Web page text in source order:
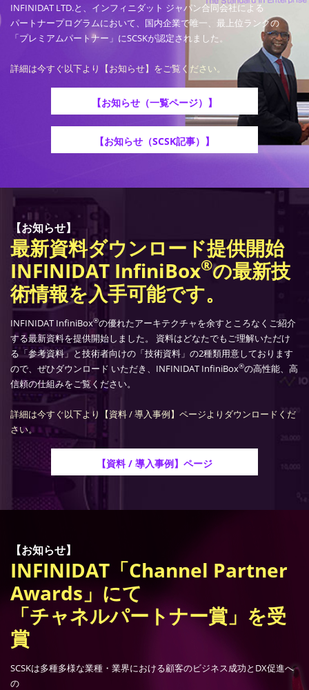
INFINIDAT LTD.と、インフィニダット ジャパン合同会社による
パートナープログラムにおいて、国内企業で唯一、最上位ランクの
「プレミアムパートナー」にSCSKが認定されました。
詳細は今すぐ以下より【お知らせ】をご覧ください。
【お知らせ（一覧ページ）】
【お知らせ（SCSK記事）】
【お知らせ】
最新資料ダウンロード提供開始
INFINIDAT InfiniBox®の最新技
術情報を入手可能です。
INFINIDAT InfiniBox®の優れたアーキテクチャを余すところなくご紹介
する最新資料を提供開始しました。 資料はどなたでもご理解いただけ
る「参考資料」と技術者向けの「技術資料」の2種類用意しております
ので、ぜひダウンロード いただき、INFINIDAT InfiniBox®の高性能、高
信頼の仕組みをご覧ください。
詳細は今すぐ以下より【資料 / 導入事例】ページよりダウンロードくだ
さい。
【資料 / 導入事例】ページ
【お知らせ】
INFINIDAT「Channel Partner
Awards」にて
「チャネルパートナー賞」を受
賞
SCSKは多種多様な業種・業界における顧客のビジネス成功とDX促進へ
の